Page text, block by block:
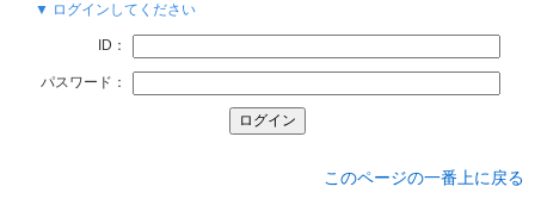
▼ ログインしてください
ID：
パスワード：
このページの一番上に戻る